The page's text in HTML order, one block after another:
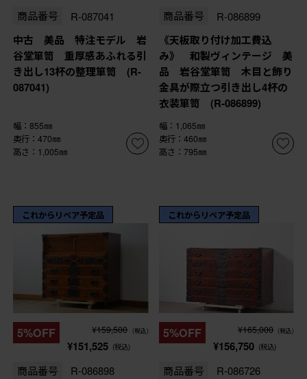
商品番号 R-087041
中古 美品 特注モデル 岩
谷堂箪笥 重厚感あふれる引
き出し13杯の整理箪笥 (R-
087041)
幅：855㎜
奥行：470㎜
高さ：1,005㎜
商品番号 R-086899
《天板取り付け加工費込
み》 和製ヴィンテージ 美
品 岩谷堂箪笥 木目と飾り
金具が際立つ引き出し4杯の
衣装箪笥 (R-086899)
幅：1,065㎜
奥行：460㎜
高さ：795㎜
これからリペア予定品
5%OFF ¥159,500 (税込)
¥151,525 (税込)
商品番号 R-086898
これからリペア予定品
5%OFF ¥165,000 (税込)
¥156,750 (税込)
商品番号 R-086726